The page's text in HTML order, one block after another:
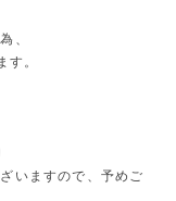
、
す。
いますので、予めご